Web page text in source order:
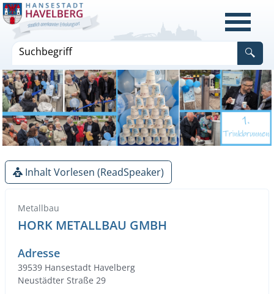
Inhalt Vorlesen (ReadSpeaker)
Metallbau
HORK METALLBAU GMBH
Adresse
39539 Hansestadt Havelberg
Neustädter Straße 29